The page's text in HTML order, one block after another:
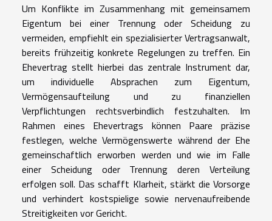
Um Konflikte im Zusammenhang mit gemeinsamem
Eigentum bei einer Trennung oder Scheidung zu
vermeiden, empfiehlt ein spezialisierter Vertragsanwalt,
bereits frühzeitig konkrete Regelungen zu treffen. Ein
Ehevertrag stellt hierbei das zentrale Instrument dar,
um individuelle Absprachen zum Eigentum,
Vermögensaufteilung und zu finanziellen
Verpflichtungen rechtsverbindlich festzuhalten. Im
Rahmen eines Ehevertrags können Paare präzise
festlegen, welche Vermögenswerte während der Ehe
gemeinschaftlich erworben werden und wie im Falle
einer Scheidung oder Trennung deren Verteilung
erfolgen soll. Das schafft Klarheit, stärkt die Vorsorge
und verhindert kostspielige sowie nervenaufreibende
Streitigkeiten vor Gericht.